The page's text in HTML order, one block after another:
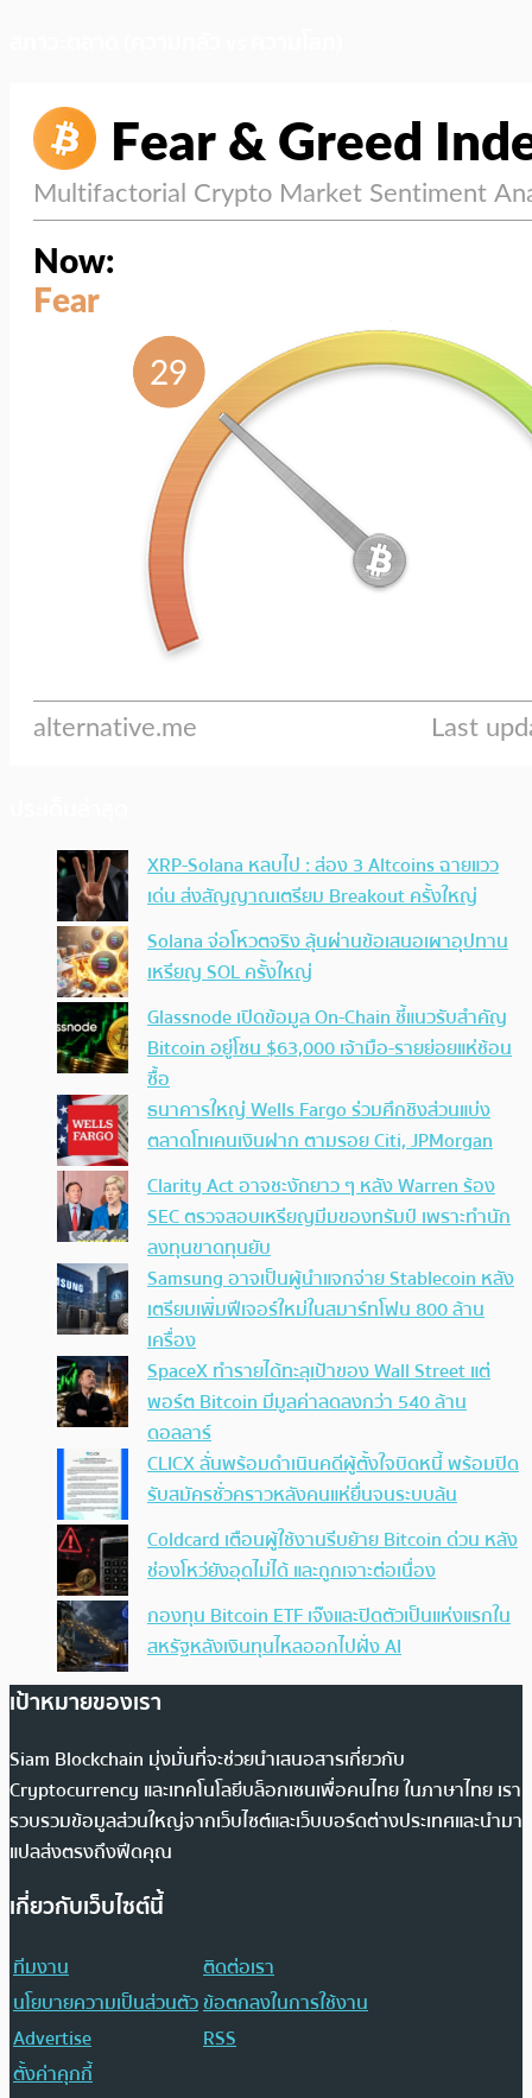
XRP-Solana หลบไป : ส่อง 3 Altcoins ฉายแวว
เด่น ส่งสัญญาณเตรียม Breakout ครั้งใหญ่
Solana จ่อโหวตจริง ลุ้นผ่านข้อเสนอเผาอุปทาน
เหรียญ SOL ครั้งใหญ่
Glassnode เปิดข้อมูล On-Chain ชี้แนวรับสำคัญ
Bitcoin อยู่โซน $63,000 เจ้ามือ-รายย่อยแห่ช้อน
ซื้อ
ธนาคารใหญ่ Wells Fargo ร่วมศึกชิงส่วนแบ่ง
ตลาดโทเคนเงินฝาก ตามรอย Citi, JPMorgan
Clarity Act อาจชะงักยาว ๆ หลัง Warren ร้อง
SEC ตรวจสอบเหรียญมีมของทรัมป์ เพราะทำนัก
ลงทุนขาดทุนยับ
Samsung อาจเป็นผู้นำแจกจ่าย Stablecoin หลัง
เตรียมเพิ่มฟีเจอร์ใหม่ในสมาร์ทโฟน 800 ล้าน
เครื่อง
SpaceX ทำรายได้ทะลุเป้าของ Wall Street แต่
พอร์ต Bitcoin มีมูลค่าลดลงกว่า 540 ล้าน
ดอลลาร์
CLICX ลั่นพร้อมดำเนินคดีผู้ตั้งใจบิดหนี้ พร้อมปิด
รับสมัครชั่วคราวหลังคนแห่ยื่นจนระบบล้น
Coldcard เตือนผู้ใช้งานรีบย้าย Bitcoin ด่วน หลัง
ช่องโหว่ยังอุดไม่ได้ และถูกเจาะต่อเนื่อง
กองทุน Bitcoin ETF เจ๊งและปิดตัวเป็นแห่งแรกใน
สหรัฐหลังเงินทุนไหลออกไปฝั่ง AI
เป้าหมายของเรา
Siam Blockchain มุ่งมั่นที่จะช่วยนำเสนอสารเกี่ยวกับ
Cryptocurrency และเทคโนโลยีบล็อกเชนเพื่อคนไทย ในภาษาไทย เรา
รวบรวมข้อมูลส่วนใหญ่จากเว็บไซต์และเว็บบอร์ดต่างประเทศและนำมา
แปลส่งตรงถึงฟีดคุณ
เกี่ยวกับเว็บไซต์นี้
ทีมงาน
ติดต่อเรา
นโยบายความเป็นส่วนตัวข้อตกลงในการใช้งาน
Advertise
RSS
ตั้งค่าคุกกี้